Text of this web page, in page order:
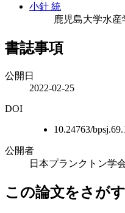
小針 統
鹿児島大学水産
書誌事項
公開日
2022-02-25
DOI
10.24763/
公開者
日本プランクトン学
この論文をさがす